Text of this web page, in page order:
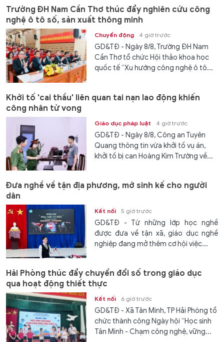
Trường ĐH Nam Cần Thơ thúc đẩy nghiên cứu công
nghệ ô tô số, sản xuất thông minh
Chuyển động 4 giờ trước
GD&TĐ - Ngày 8/8, Trường ĐH Nam
Cần Thơ tổ chức Hội thảo khoa học
quốc tế “Xu hướng công nghệ ô tô...
Khởi tố 'cai thầu' liên quan tai nạn lao động khiến
công nhân tử vong
Giáo dục pháp luật 4 giờ trước
GD&TĐ - Ngày 8/8, Công an Tuyên
Quang thông tin vừa khởi tố vụ án,
khởi tố bị can Hoàng Kim Trường về...
Đưa nghề về tận địa phương, mở sinh kế cho người
dân
Kết nối 5 giờ trước
GD&TĐ - Từ những lớp học nghề
được đưa về tận xã, giáo dục nghề
nghiệp đang mở thêm cơ hội việc...
Hải Phòng thúc đẩy chuyển đổi số trong giáo dục
qua hoạt động thiết thực
Kết nối 6 giờ trước
GD&TĐ - Xã Tân Minh, TP Hải Phòng tổ
chức thành công Ngày hội “Học sinh
Tân Minh - Chạm công nghệ, vững...